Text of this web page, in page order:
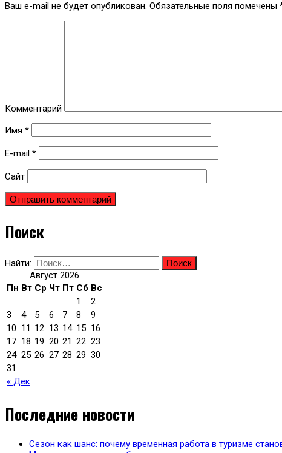
Ваш e-mail не будет опубликован. Обязательные поля помечены
Комментарий
Имя *
E-mail *
Сайт
Поиск
Найти:
Август 2026
Пн Вт Ср Чт Пт Сб Вс
« Дек
1
2
3
4 5 6 7 8
9
10 11 12 13 14 15 16
17 18 19 20 21 22 23
24 25 26 27 28 29 30
31
Последние новости
Сезон как шанс: почему временная работа в туризме